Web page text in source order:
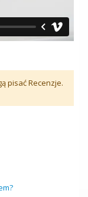
pisać Recenzje.